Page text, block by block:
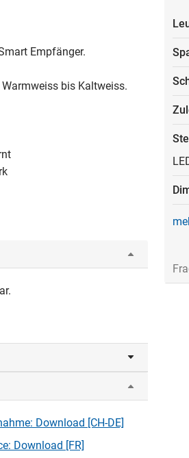
Empfänger.
bis Kaltweiss.
zu können.
Download [CH-DE]
Download [FR]